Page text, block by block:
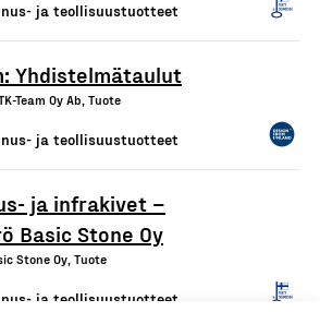
ja teollisuustuotteet
Yhdistelmätaulut
Team Oy Ab, Tuote
ja teollisuustuotteet
ja infrakivet –
Basic Stone Oy
Stone Oy, Tuote
ja teollisuustuotteet